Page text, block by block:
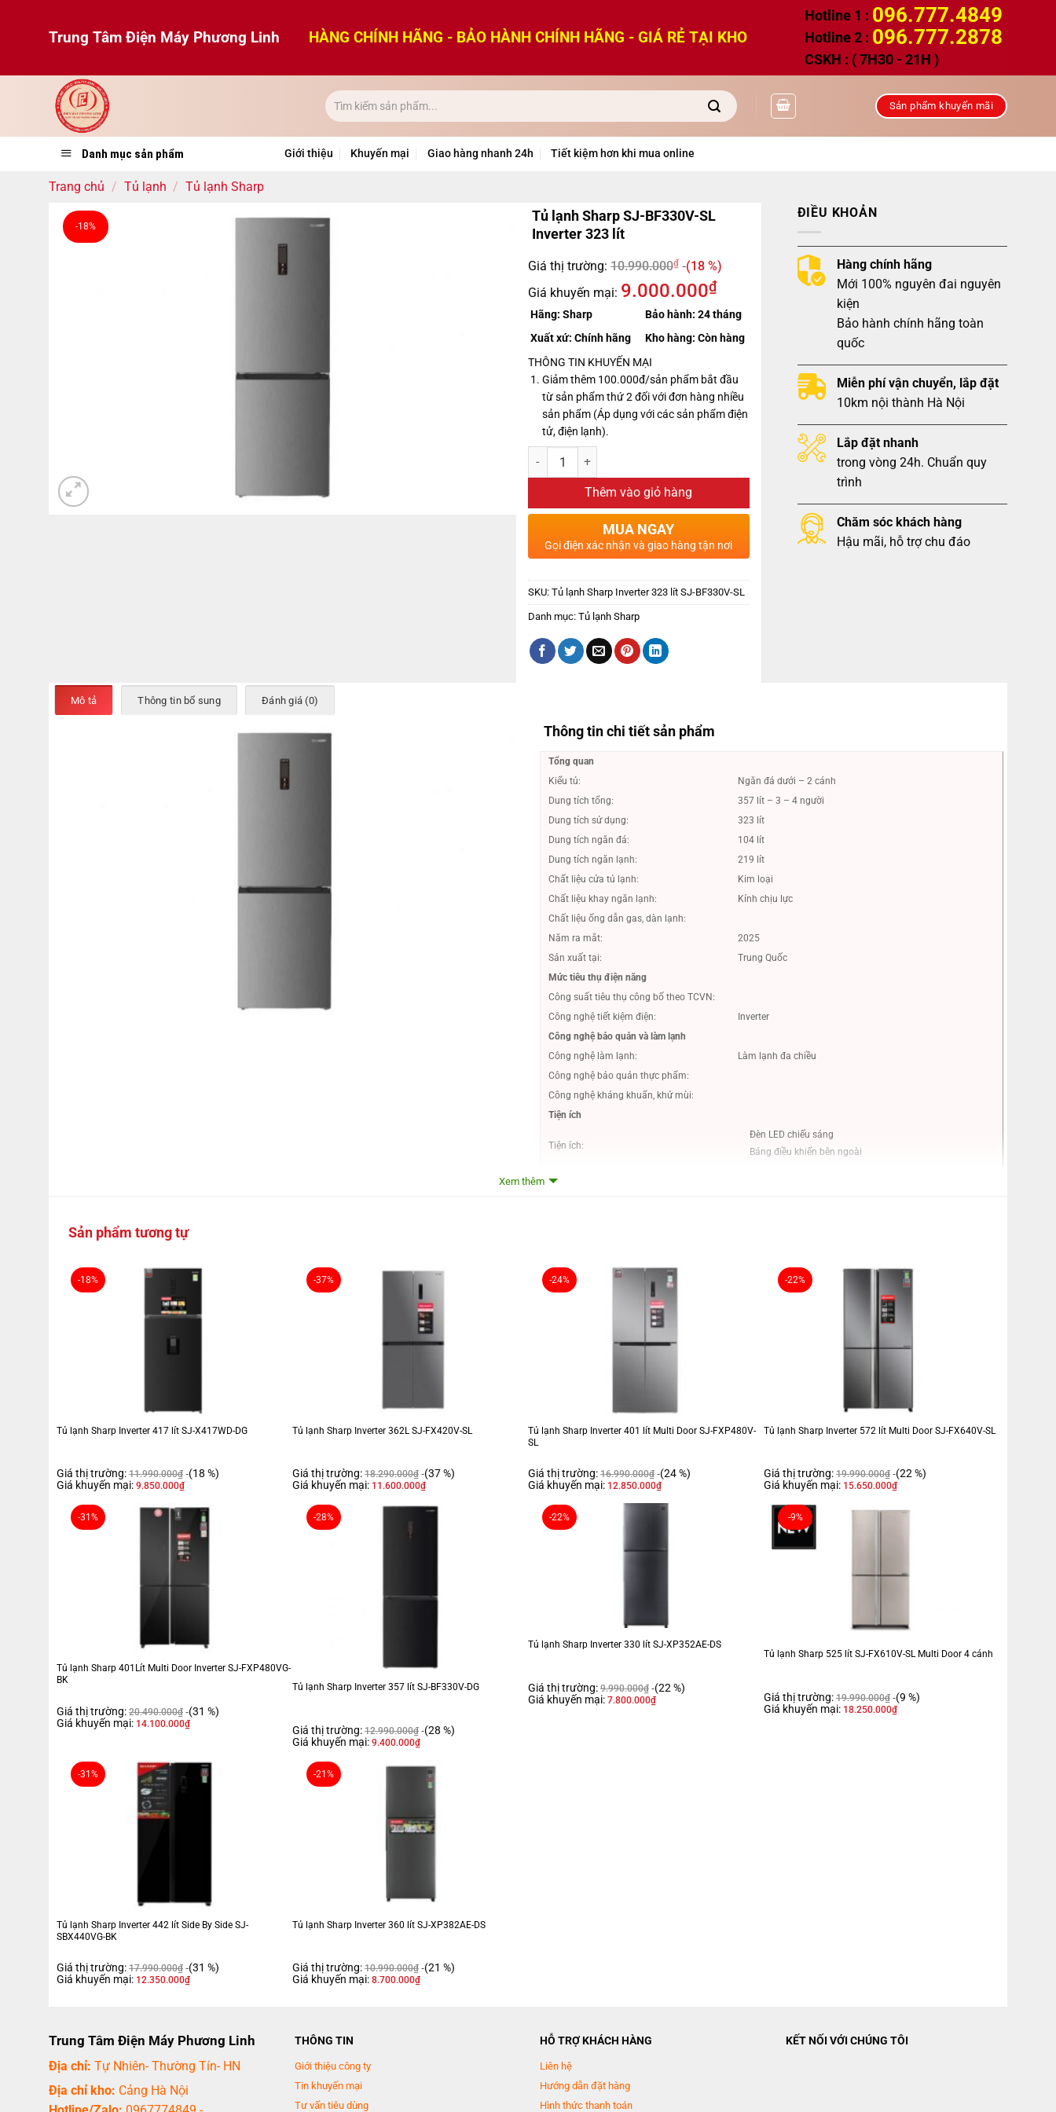
Trung Tâm Điện Máy Phương Linh HÀNG CHÍNH HÃNG - BẢO HÀNH CHÍNH HÃNG - GIÁ RẺ TẠI KHO
Hotline 1 : 096.777.4849
Hotline 2 : 096.777.2878
CSKH : ( 7H30 - 21H )
Sản phẩm khuyến mãi
Danh mục sản phẩm Giới thiệu Khuyến mại Giao hàng nhanh 24h Tiết kiệm hơn khi mua online
Trang chủ / Tủ lạnh / Tủ lạnh Sharp
-18%
Tủ lạnh Sharp SJ-BF330V-SL
Inverter 323 lít
Giá thị trường: 10.990.000₫
(18 %)
Giá khuyến mại: 9.000.000₫
Hãng: Sharp
Xuất xứ: Chính hãng
Bảo hành: 24 tháng
Kho hàng: Còn hàng
THÔNG TIN KHUYẾN MẠI
Giảm thêm 100.000đ/sản phẩm bắt đầu
từ sản phẩm thứ 2 đối với đơn hàng nhiều
sản phẩm (Áp dụng với các sản phẩm điện
tử, điện lạnh).
Thêm vào giỏ hàng
MUA NGAY
Gọi điện xác nhận và giao hàng tận nơi
SKU: Tủ lạnh Sharp Inverter 323 lít SJ-BF330V-SL
Danh mục: Tủ lạnh Sharp
ĐIỀU KHOẢN
Hàng chính hãng
Mới 100% nguyên đai nguyên
kiện
Bảo hành chính hãng toàn
quốc
Miễn phí vận chuyển, lắp đặt
10km nội thành Hà Nội
Lắp đặt nhanh
trong vòng 24h. Chuẩn quy
trình
Chăm sóc khách hàng
Hậu mãi, hỗ trợ chu đáo
Mô tả Thông tin bổ sung Đánh giá (0)
Thông tin chi tiết sản phẩm
Tổng quan
Kiểu tủ:
Ngăn đá dưới – 2 cánh
Dung tích tổng:
357 lít – 3 – 4 người
Dung tích sử dụng:
323 lít
Dung tích ngăn đá:
104 lít
Dung tích ngăn lạnh:
219 lít
Chất liệu cửa tủ lạnh:
Kim loại
Chất liệu khay ngăn lạnh:
Kính chịu lực
Chất liệu ống dẫn gas, dàn lạnh:
Năm ra mắt:
2025
Sản xuất tại:
Trung Quốc
Mức tiêu thụ điện năng
Công suất tiêu thụ công bố theo TCVN:
Công nghệ tiết kiệm điện:
Inverter
Công nghệ bảo quản và làm lạnh
Công nghệ làm lạnh:
Làm lạnh đa chiều
Công nghệ bảo quản thực phẩm:
Công nghệ kháng khuẩn, khử mùi:
Tiện ích
Tiện ích:
Đèn LED chiếu sáng
Bảng điều khiển bên ngoài
Làm đá tự động:
Tổng quan
Dung tích sử dụng:
Chất liệu khay ngăn lạnh:
Kính chịu lực
Sản xuất tại:
Trung Quốc
Mức tiêu thụ điện năng
Công suất tiêu thụ công bố theo TCVN:
Công nghệ kháng khuẩn, khử mùi:
Tiện ích
Đèn LED chiếu sáng
Làm đá tự động:
Không
Tủ lạnh Sharp Inverter 323 lít SJ-BF330V-SL
thường xuyên mà không cần cúi người nhiều. Dung tích sử dụng 323 lít, chia thành ngăn mát 219 lít và ngăn đông 104 lít, đáp ứng tốt nhu cầu bảo quản thực phẩm cho gia đình 3-4 thành viên.
Xem thêm
Sản phẩm tương tự
-18%
Tủ lạnh Sharp Inverter 417 lít SJ-X417WD-DG
Giá thị trường: 11.990.000₫ (18 %)
Giá khuyến mại: 9.850.000₫
-37%
Tủ lạnh Sharp Inverter 362L SJ-FX420V-SL
Giá thị trường: 18.290.000₫ (37 %)
Giá khuyến mại: 11.600.000₫
-24%
Tủ lạnh Sharp Inverter 401 lít Multi Door SJ-FXP480V-
SL
Giá thị trường: 16.990.000₫ (24 %)
Giá khuyến mại: 12.850.000₫
-22%
Tủ lạnh Sharp Inverter 572 lít Multi Door SJ-FX640V-SL
Giá thị trường: 19.990.000₫ (22 %)
Giá khuyến mại: 15.650.000₫
-31%
Tủ lạnh Sharp 401Lít Multi Door Inverter SJ-FXP480VG-
BK
Giá thị trường: 20.490.000₫ (31 %)
Giá khuyến mại: 14.100.000₫
-28%
Tủ lạnh Sharp Inverter 357 lít SJ-BF330V-DG
Giá thị trường: 12.990.000₫ (28 %)
Giá khuyến mại: 9.400.000₫
-22%
Tủ lạnh Sharp Inverter 330 lít SJ-XP352AE-DS
Giá thị trường: 9.990.000₫ (22 %)
Giá khuyến mại: 7.800.000₫
-9%
Tủ lạnh Sharp 525 lít SJ-FX610V-SL Multi Door 4 cánh
Giá thị trường: 19.990.000₫ (9 %)
Giá khuyến mại: 18.250.000₫
-31%
Tủ lạnh Sharp Inverter 442 lít Side By Side SJ-
SBX440VG-BK
Giá thị trường: 17.990.000₫ (31 %)
Giá khuyến mại: 12.350.000₫
-21%
Tủ lạnh Sharp Inverter 360 lít SJ-XP382AE-DS
Giá thị trường: 10.990.000₫ (21 %)
Giá khuyến mại: 8.700.000₫
Trung Tâm Điện Máy Phương Linh
Địa chỉ: Tự Nhiên- Thường Tín- HN
Địa chỉ kho: Cảng Hà Nội
THÔNG TIN
Giới thiệu công ty
Tin khuyến mại
Tư vấn tiêu dùng
HỖ TRỢ KHÁCH HÀNG
Liên hệ
Hướng dẫn đặt hàng
Hình thức thanh toán
KẾT NỐI VỚI CHÚNG TÔI